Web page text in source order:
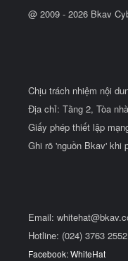
@ 2009 - 2026 Bkav
Chịu trách nhiệm nội
Địa chỉ: Tầng 2, Tòa
Giấy phép thiết lập
Ghi rõ 'nguồn Bkav' khi
Email:
Hotline: (024) 3763 2552
Facebook: WhiteHat